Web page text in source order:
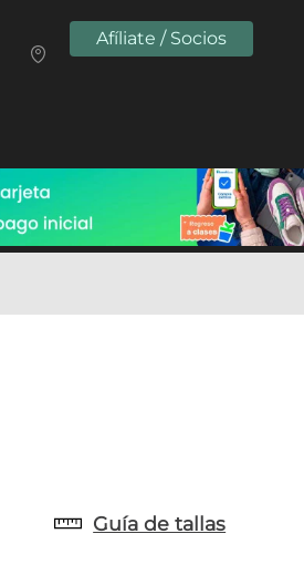
Afíliate / Socios
Guía de tallas